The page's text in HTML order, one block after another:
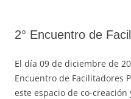
contenido
2° Encuentro de
El día 09 de diciembre de
Encuentro de Facilitadores
este espacio de co-creación